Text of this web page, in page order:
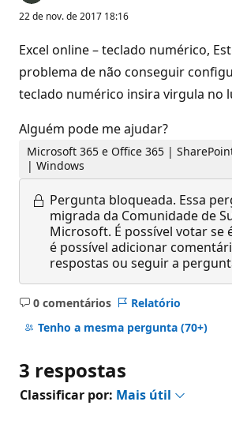
22 de nov. de 2017 18:16
Excel online – teclado numérico,
problema de não conseguir
teclado numérico insira virgula no
Alguém pode me ajudar?
Microsoft 365 e Office 365 |
| Windows
Pergunta bloqueada. Essa
migrada da Comunidade de
Microsoft. É possível votar se
é possível adicionar
respostas ou seguir a
0 comentários
Sem
comentários
Relatório
Tenho a mesma pergunta (70+)
3 respostas
Classificar por: Mais útil